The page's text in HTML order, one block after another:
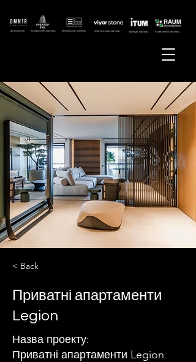
< Back
Приватні апартаменти
Legion
Назва проекту:
Приватні апартаменти Legion